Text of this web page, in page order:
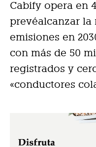
Cabify opera en
prevéalcanzar la
emisiones en
con más de 50
registrados y
«conductores